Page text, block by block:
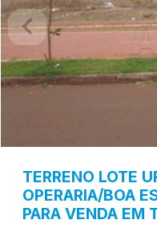
TERRENO LOTE
OPERARIA/BOA
PARA VENDA EM